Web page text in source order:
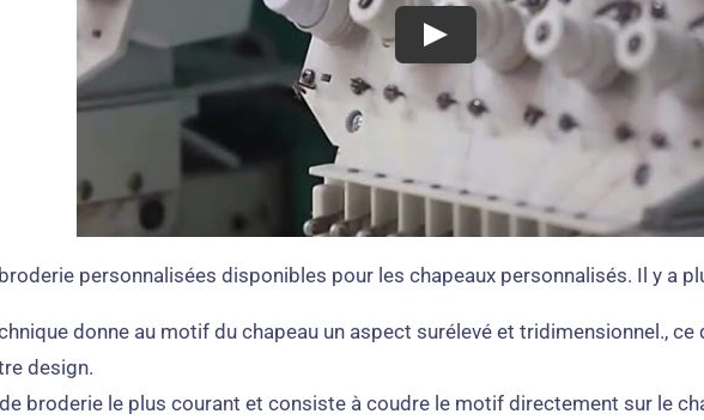
personnalisées disponibles pour les chapeaux personnalisés. Il y a
donne au motif du chapeau un aspect surélevé et tridimensionnel.,
design.
broderie le plus courant et consiste à coudre le motif directement sur le